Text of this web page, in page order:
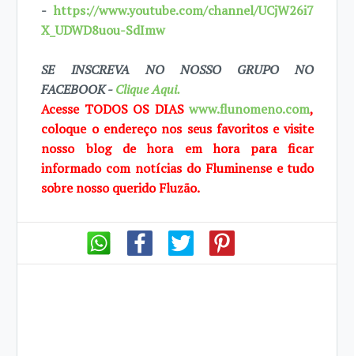
-https://www.youtube.com/channel/UCjW26i7
X_UDWD8uou-SdImw
SE INSCREVA NO NOSSO GRUPO NO
FACEBOOK -Clique Aqui.
Acesse TODOS OS DIASwww.flunomeno.com,
coloque o endereço nos seus favoritos e visite
nosso blog de hora em hora para ficar
informado com notícias do Fluminense e tudo
sobre nosso querido Fluzão.